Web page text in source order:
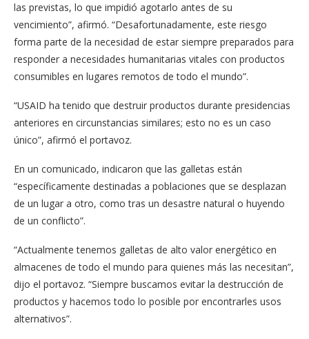
las previstas, lo que impidió agotarlo antes de su
vencimiento”, afirmó. “Desafortunadamente, este riesgo
forma parte de la necesidad de estar siempre preparados para
responder a necesidades humanitarias vitales con productos
consumibles en lugares remotos de todo el mundo”.
“USAID ha tenido que destruir productos durante presidencias
anteriores en circunstancias similares; esto no es un caso
único”, afirmó el portavoz.
En un comunicado, indicaron que las galletas están
“específicamente destinadas a poblaciones que se desplazan
de un lugar a otro, como tras un desastre natural o huyendo
de un conflicto”.
“Actualmente tenemos galletas de alto valor energético en
almacenes de todo el mundo para quienes más las necesitan”,
dijo el portavoz. “Siempre buscamos evitar la destrucción de
productos y hacemos todo lo posible por encontrarles usos
alternativos”.